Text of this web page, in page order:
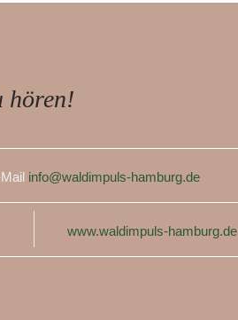
hören!
info@waldimpuls-hamburg.de
www.waldimpuls-hamburg.de